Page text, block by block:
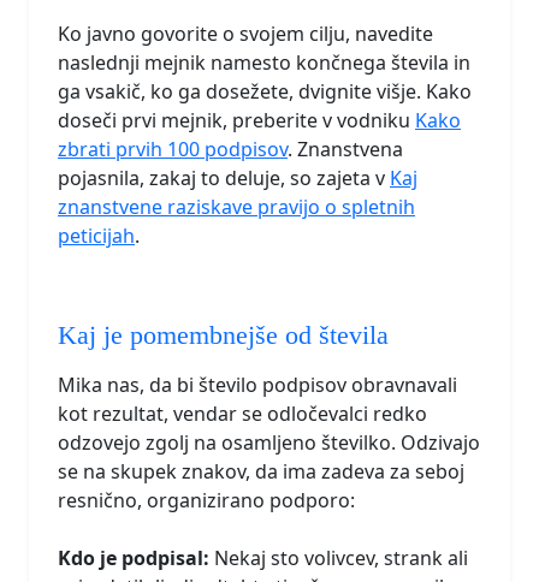
Ko javno govorite o svojem cilju, navedite
naslednji mejnik namesto končnega števila in
ga vsakič, ko ga dosežete, dvignite višje. Kako
doseči prvi mejnik, preberite v vodniku Kako
zbrati prvih 100 podpisov. Znanstvena
pojasnila, zakaj to deluje, so zajeta v Kaj
znanstvene raziskave pravijo o spletnih
peticijah.
Kaj je pomembnejše od števila
Mika nas, da bi število podpisov obravnavali
kot rezultat, vendar se odločevalci redko
odzovejo zgolj na osamljeno številko. Odzivajo
se na skupek znakov, da ima zadeva za seboj
resnično, organizirano podporo:
Kdo je podpisal: Nekaj sto volivcev, strank ali